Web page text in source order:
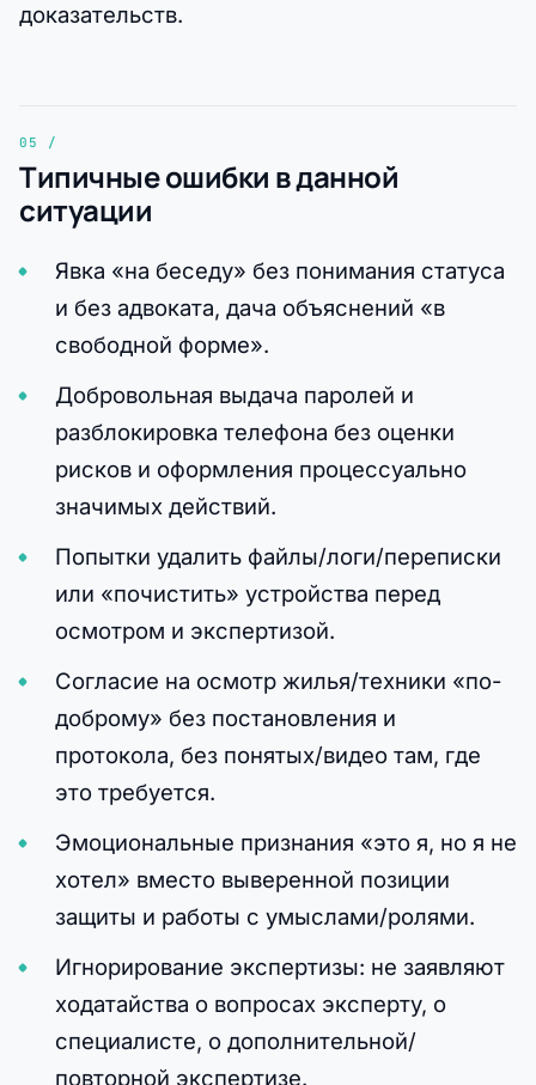
доказательств.
Типичные ошибки в данной
ситуации
Явка «на беседу» без понимания статуса
и без адвоката, дача объяснений «в
свободной форме».
Добровольная выдача паролей и
разблокировка телефона без оценки
рисков и оформления процессуально
значимых действий.
Попытки удалить файлы/логи/переписки
или «почистить» устройства перед
осмотром и экспертизой.
Согласие на осмотр жилья/техники «по-
доброму» без постановления и
протокола, без понятых/видео там, где
это требуется.
Эмоциональные признания «это я, но я не
хотел» вместо выверенной позиции
защиты и работы с умыслами/ролями.
Игнорирование экспертизы: не заявляют
ходатайства о вопросах эксперту, о
специалисте, о дополнительной/
повторной экспертизе.